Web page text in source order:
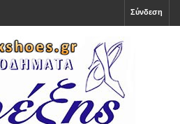
Σύνδεση